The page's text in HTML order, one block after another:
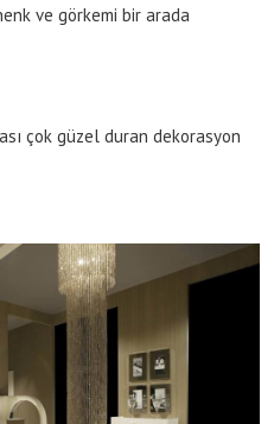
ve görkemi bir arada
çok güzel duran dekorasyon